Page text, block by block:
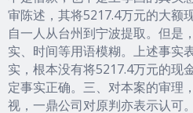
审陈述，其将5217.4万元的大额
自一人从台州到宁波提取。但是
实、时间等用语模糊。上述事实
实，根本没有将5217.4万元的现
定事实正确。三、对本案的审理
视，一鼎公司对原判亦表示认可